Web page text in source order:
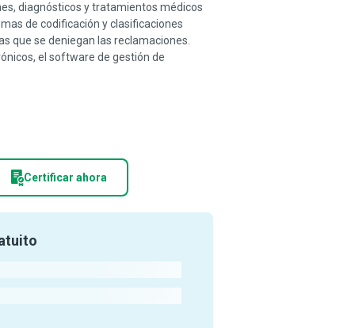
diagnósticos y tratamientos médicos
de codificación y clasificaciones
que se deniegan las reclamaciones.
el software de gestión de
Certificar ahora